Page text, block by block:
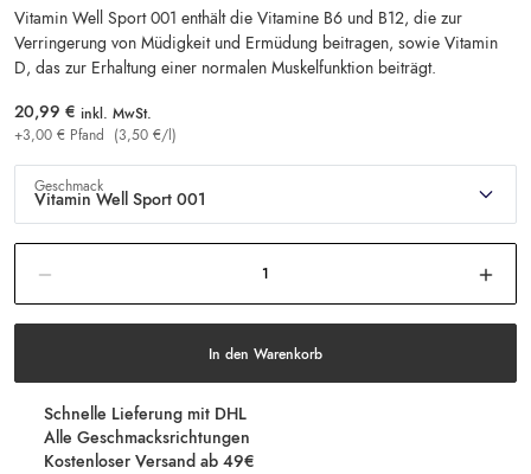
Vitamin Well Sport 001 enthält die Vitamine B6 und B12, die zur
Verringerung von Müdigkeit und Ermüdung beitragen, sowie Vitamin
D, das zur Erhaltung einer normalen Muskelfunktion beiträgt.
20,99 € inkl. MwSt.
+3,00 € Pfand (3,50 €/l)
Geschmack
Vitamin Well Sport 001
Die Menge im Warenkorb reduzieren
Well
Sport
001
In den Warenkorb
Schnelle Lieferung mit DHL
Alle Geschmacksrichtungen
Kostenloser Versand ab 49€